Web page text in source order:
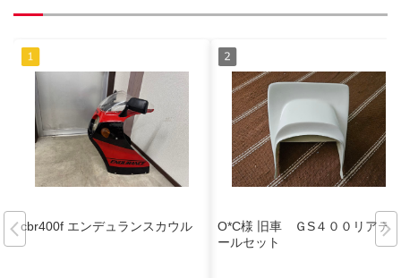
cbr400f エンデュランスカウル
O*C様 旧車 ＧS４００リアテ
ールセット